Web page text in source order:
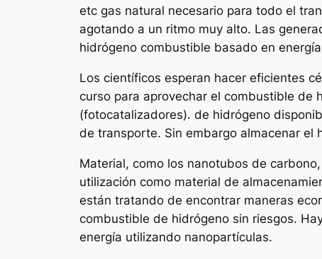
etc gas natural necesario para todo el
agotando a un ritmo muy alto. Las
hidrógeno combustible basado en
Los científicos esperan hacer eficientes
curso para aprovechar el combustible de
(fotocatalizadores). de hidrógeno
de transporte. Sin embargo almacenar el
Material, como los nanotubos de
utilización como material de
están tratando de encontrar maneras
combustible de hidrógeno sin riesgos.
energía utilizando nanopartículas.